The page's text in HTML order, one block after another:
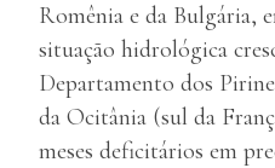
Romênia e da Bulgária,
situação hidrológica
Departamento dos
da Ocitânia (sul da
meses deficitários em